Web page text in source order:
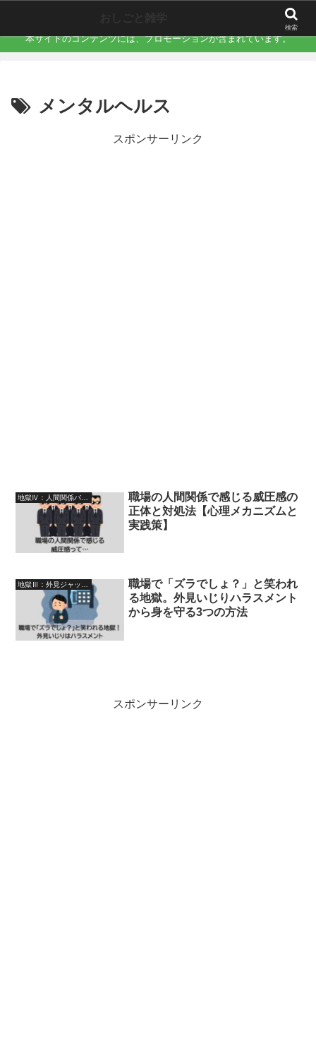
本サイトのコンテンツには、プロモーションが含まれています。
メンタルヘルス
スポンサーリンク
職場の人間関係で感じる威圧感の
正体と対処法【心理メカニズムと
実践策】
地獄Ⅲ：外見ジャッジメントゾーン（見た目ハラスメント）
職場で「ズラでしょ？」と笑われ
る地獄。外見いじりハラスメント
から身を守る3つの方法
スポンサーリンク
検索